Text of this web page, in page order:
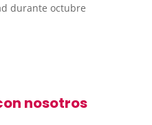
durante octubre
nosotros